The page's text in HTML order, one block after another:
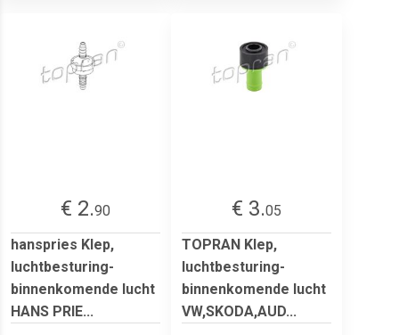
€ 2.90
hanspries Klep,
luchtbesturing-
binnenkomende lucht
HANS PRIE...
€ 3.05
TOPRAN Klep,
luchtbesturing-
binnenkomende lucht
VW,SKODA,AUD...